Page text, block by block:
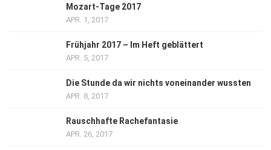
Mozart-Tage 2017
APR. 1, 2017
Frühjahr 2017 – Im Heft geblättert
APR. 5, 2017
Die Stunde da wir nichts voneinander wussten
APR. 8, 2017
Rauschhafte Rachefantasie
APR. 26, 2017